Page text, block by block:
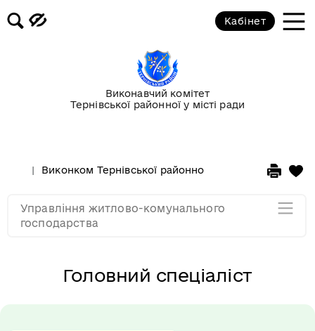
Виконавчий комітет
Тернівської районної у місті ради
Кабінет
Виконком Тернівської районної у місті ради
Головний спеціаліст
Управління житлово-комунального
господарства
Керівництво
Відділ благоустрою
Відділ житлово-комунального
договірних відносин
Мапа розділу